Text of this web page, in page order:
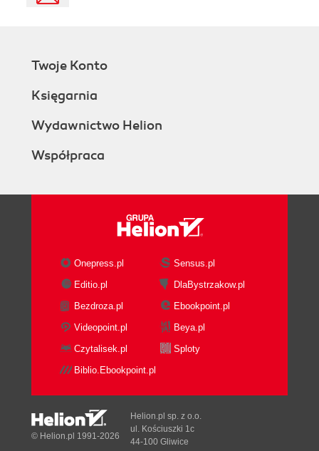
Twoje Konto
Księgarnia
Wydawnictwo Helion
Współpraca
Onepress.pl
Sensus.pl
Editio.pl
DlaBystrzakow.pl
Bezdroza.pl
Ebookpoint.pl
Videopoint.pl
Beya.pl
Czytalisek.pl
Sploty
Biblio.Ebookpoint.pl
© Helion.pl 1991-2026
Helion.pl sp. z o.o.
ul. Kościuszki 1c
44-100 Gliwice